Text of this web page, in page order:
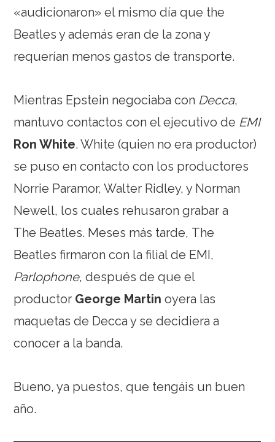
«audicionaron» el mismo día que the
Beatles y además eran de la zona y
requerían menos gastos de transporte.
Mientras Epstein negociaba con Decca,
mantuvo contactos con el ejecutivo de EMI
Ron White. White (quien no era productor)
se puso en contacto con los productores
Norrie Paramor, Walter Ridley, y Norman
Newell, los cuales rehusaron grabar a
The Beatles. Meses más tarde, The
Beatles firmaron con la filial de EMI,
Parlophone, después de que el
productor George Martin oyera las
maquetas de Decca y se decidiera a
conocer a la banda.
Bueno, ya puestos, que tengáis un buen
año.